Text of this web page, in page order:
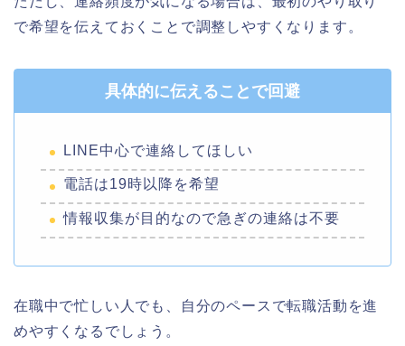
で希望を伝えておくことで調整しやすくなります。
具体的に伝えることで回避
LINE中心で連絡してほしい
電話は19時以降を希望
情報収集が目的なので急ぎの連絡は不要
在職中で忙しい人でも、自分のペースで転職活動を進
めやすくなるでしょう。